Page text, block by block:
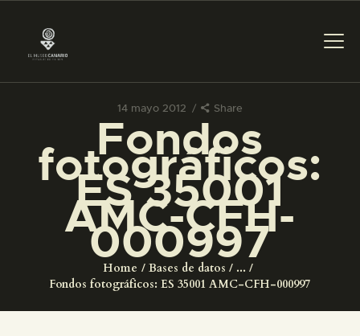
14 mayo 2012 Share
Fondos
fotográficos:
ES 35001
AMC-CFH-
000997
Home Bases de datos
...
Fondos fotográficos: ES 35001 AMC-CFH-000997
PREPARAR LA VISITA
ACTIVIDADES
█
EL MUSEO